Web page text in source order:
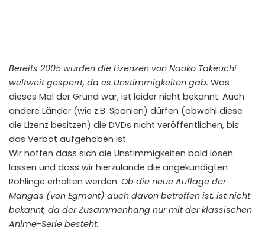
Bereits 2005 wurden die Lizenzen von Naoko Takeuchi
weltweit gesperrt, da es Unstimmigkeiten gab. Was
dieses Mal der Grund war, ist leider nicht bekannt. Auch
andere Länder (wie z.B. Spanien) dürfen (obwohl diese
die Lizenz besitzen) die DVDs nicht veröffentlichen, bis
das Verbot aufgehoben ist.
Wir hoffen dass sich die Unstimmigkeiten bald lösen
lassen und dass wir hierzulande die angekündigten
Rohlinge erhalten werden. Ob die neue Auflage der
Mangas (von Egmont) auch davon betroffen ist, ist nicht
bekannt, da der Zusammenhang nur mit der klassischen
Anime-Serie besteht.